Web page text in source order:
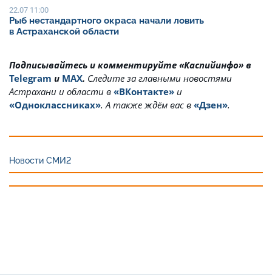
22.07 11:00
Рыб нестандартного окраса начали ловить
в Астраханской области
Подписывайтесь и комментируйте «Каспийинфо» в
Telegram и MAX. Cледите за главными новостями
Астрахани и области в «ВКонтакте» и
«Одноклассниках». А также ждём вас в «Дзен».
Новости СМИ2